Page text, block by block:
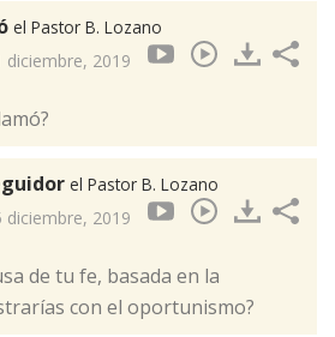
el Pastor B. Lozano
diciembre, 2019
el Pastor B. Lozano
diciembre, 2019
de tu fe, basada en la
con el oportunismo?